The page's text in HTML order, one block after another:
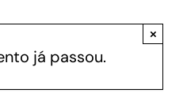
já passou.
×